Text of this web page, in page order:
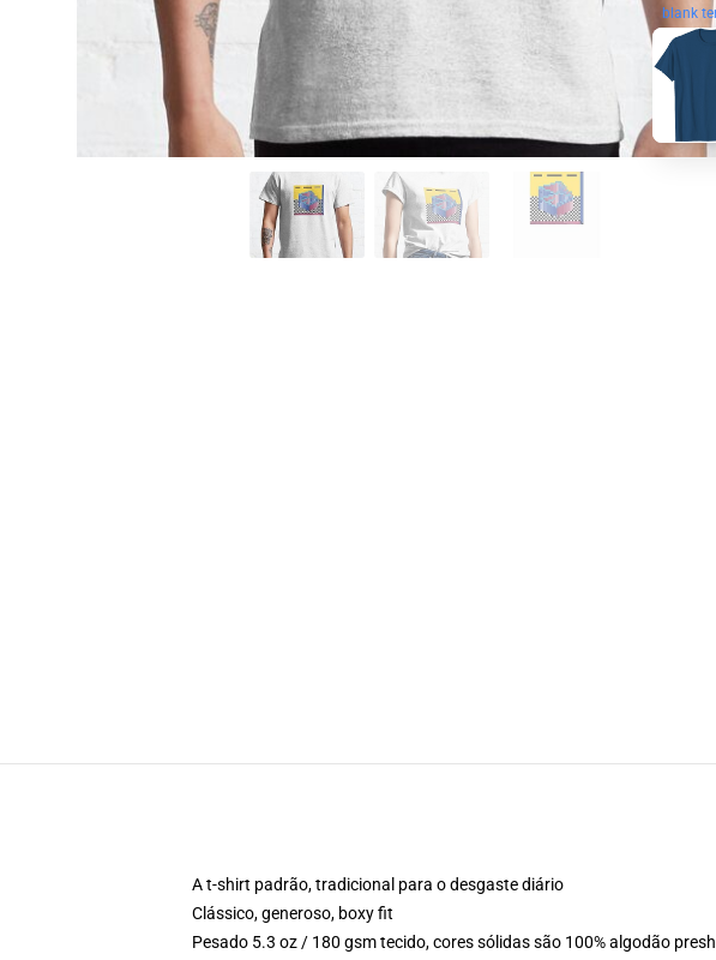
blank
A t-shirt padrão, tradicional para o desgaste diário
Clássico, generoso, boxy fit
Pesado 5.3 oz / 180 gsm tecido, cores sólidas são 100% algodão